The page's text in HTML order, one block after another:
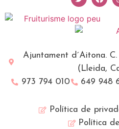
Ajuntament d´Aitona.
(Lleida,
973 794 010
649 948
Política de
Política